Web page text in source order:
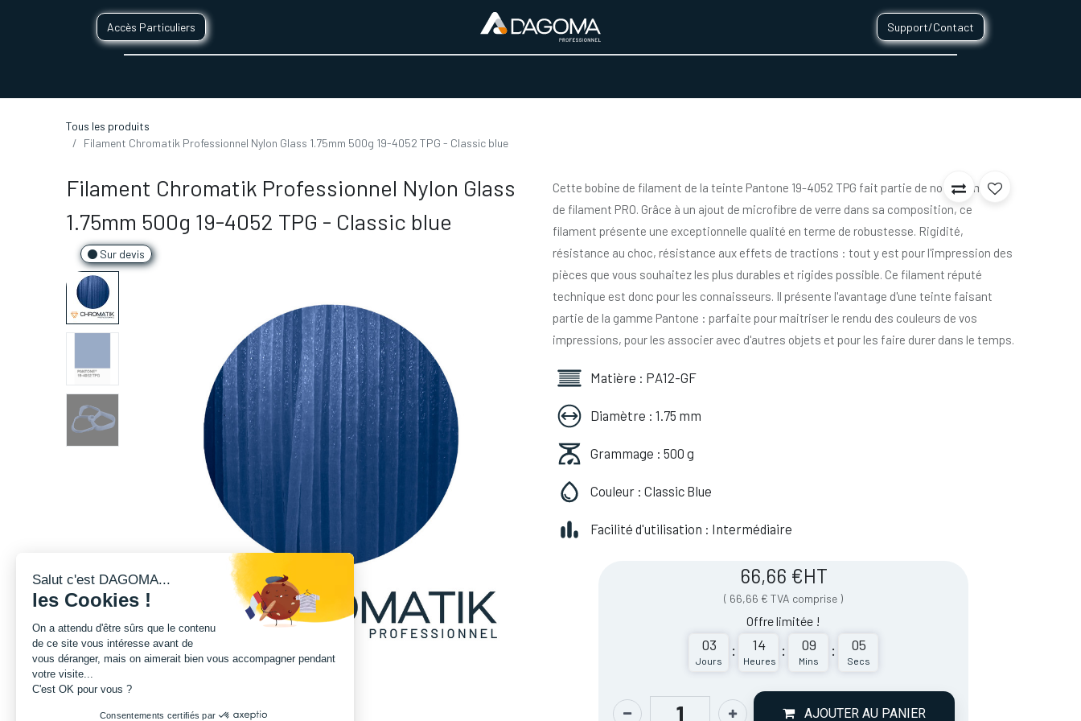
Accès Particuliers Support/Contact
Tous les produits
Filament Chromatik Professionnel Nylon Glass 1.75mm 500g 19-4052 TPG - Classic blue
Filament Chromatik Professionnel Nylon Glass
1.75mm 500g 19-4052 TPG - Classic blue
Sur devis
Cette bobine de filament de la teinte Pantone 19-4052 TPG fait partie de notre gamme
de filament PRO. Grâce à un ajout de microfibre de verre dans sa composition, ce
filament présente une exceptionnelle qualité en terme de robustesse. Rigidité,
résistance au choc, résistance aux effets de tractions : tout y est pour l'impression des
pièces que vous souhaitez les plus durables et rigides possible. Ce filament réputé
technique est donc pour les connaisseurs. Il présente l'avantage d'une teinte faisant
partie de la gamme Pantone : parfaite pour maitriser le rendu des couleurs de vos
impressions, pour les associer avec d'autres objets et pour les faire durer dans le temps.
Matière : PA12-GF
Diamètre : 1.75 mm
Grammage : 500 g
Couleur : Classic Blue
Facilité d'utilisation : Intermédiaire
66,66 €HT
( 66,66 € TVA comprise )
Offre limitée !
03
Jours
: 14
Heures
: 09
Mins
: 05
Secs
AJOUTER AU PANIER
Salut c'est DAGOMA...
les Cookies !
On a attendu d'être sûrs que le contenu
de ce site vous intéresse avant de
vous déranger, mais on aimerait bien vous accompagner pendant
votre visite...
C'est OK pour vous ?
Consentements certifiés par